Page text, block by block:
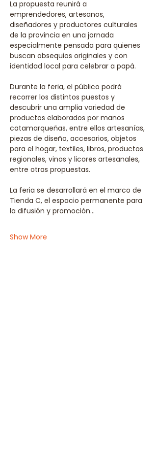
La propuesta reunirá a
emprendedores, artesanos,
diseñadores y productores culturales
de la provincia en una jornada
especialmente pensada para quienes
buscan obsequios originales y con
identidad local para celebrar a papá.
Durante la feria, el público podrá
recorrer los distintos puestos y
descubrir una amplia variedad de
productos elaborados por manos
catamarqueñas, entre ellos artesanías,
piezas de diseño, accesorios, objetos
para el hogar, textiles, libros, productos
regionales, vinos y licores artesanales,
entre otras propuestas.
La feria se desarrollará en el marco de
Tienda C, el espacio permanente para
la difusión y promoción…
Show More